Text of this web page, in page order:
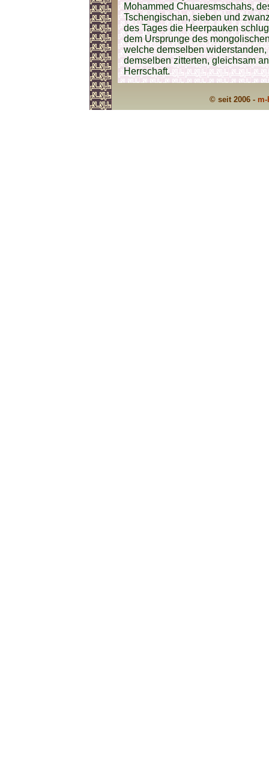
Mohammed Chuaresmschahs,
Tschengischan, sieben und
des Tages die Heerpauken
dem Ursprunge des
welche demselben
demselben zitterten, gleichsam
Herrschaft.
© seit 2006 -